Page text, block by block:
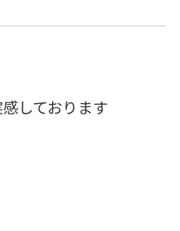
しております